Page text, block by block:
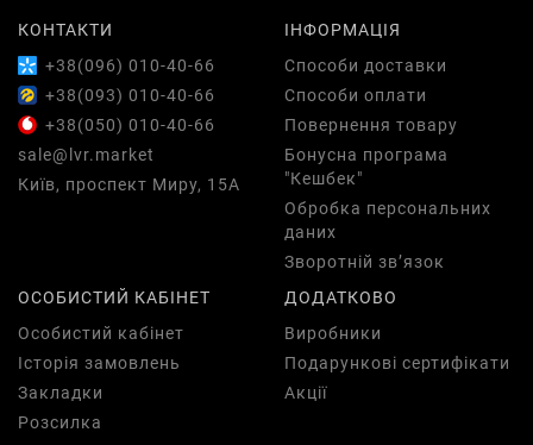
КОНТАКТИ
+38(096) 010-40-66
+38(093) 010-40-66
+38(050) 010-40-66
sale@lvr.market
Київ, проспект Миру, 15А
ІНФОРМАЦІЯ
Способи доставки
Способи оплати
Повернення товару
Бонусна програма
"Кешбек"
Обробка персональних
даних
Зворотній зв’язок
ОСОБИСТИЙ КАБІНЕТ
Особистий кабінет
Історія замовлень
Закладки
Розсилка
ДОДАТКОВО
Виробники
Подарункові сертифікати
Акції